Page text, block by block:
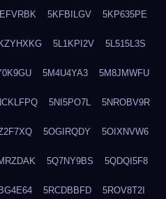
5KFBILGV 5KP635PE
5L1KPI2V 5L515L3S
5M4U4YA3 5M8JMWFU
5NI5PO7L 5NROBV9R
5OGIRQDY 5OIXNVW6
5Q7NY9BS 5QDQI5F8
5RCDBBFD 5ROV8T2I